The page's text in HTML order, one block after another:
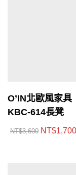
O’IN北歐風家具｜
KBC-614長凳
NT$3,600 NT$1,700